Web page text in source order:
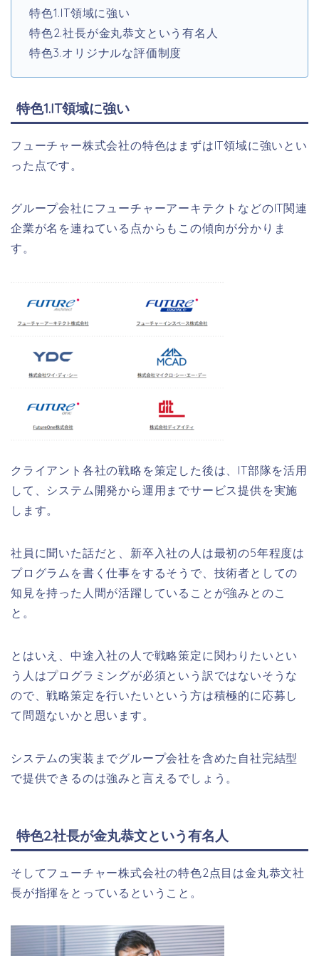
特色1.IT領域に強い
特色2.社長が金丸恭文という有名人
特色3.オリジナルな評価制度
特色1.IT領域に強い
フューチャー株式会社の特色はまずはIT領域に強いとい
った点です。
グループ会社にフューチャーアーキテクトなどのIT関連
企業が名を連ねている点からもこの傾向が分かりま
す。
クライアント各社の戦略を策定した後は、IT部隊を活用
して、システム開発から運用までサービス提供を実施
します。
社員に聞いた話だと、新卒入社の人は最初の5年程度は
プログラムを書く仕事をするそうで、技術者としての
知見を持った人間が活躍していることが強みとのこ
と。
とはいえ、中途入社の人で戦略策定に関わりたいとい
う人はプログラミングが必須という訳ではないそうな
ので、戦略策定を行いたいという方は積極的に応募し
て問題ないかと思います。
システムの実装までグループ会社を含めた自社完結型
で提供できるのは強みと言えるでしょう。
特色2.社長が金丸恭文という有名人
そしてフューチャー株式会社の特色2点目は金丸恭文社
長が指揮をとっているということ。